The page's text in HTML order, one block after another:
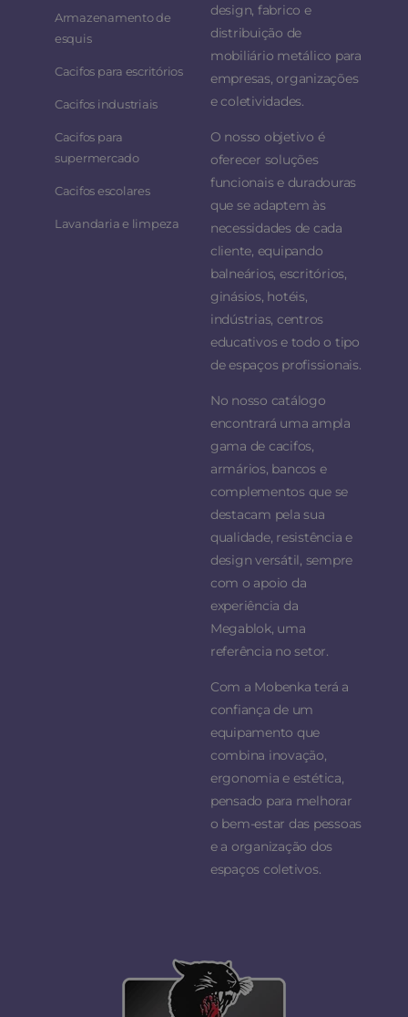
Armazenamento de
esquis
Cacifos para escritórios
Cacifos industriais
Cacifos para
supermercado
Cacifos escolares
Lavandaria e limpeza
design, fabrico e
distribuição de
mobiliário metálico para
empresas, organizações
e coletividades.
O nosso objetivo é
oferecer soluções
funcionais e duradouras
que se adaptem às
necessidades de cada
cliente, equipando
balneários, escritórios,
ginásios, hotéis,
indústrias, centros
educativos e todo o tipo
de espaços profissionais.
No nosso catálogo
encontrará uma ampla
gama de cacifos,
armários, bancos e
complementos que se
destacam pela sua
qualidade, resistência e
design versátil, sempre
com o apoio da
experiência da
Megablok, uma
referência no setor.
Com a Mobenka terá a
confiança de um
equipamento que
combina inovação,
ergonomia e estética,
pensado para melhorar
o bem-estar das pessoas
e a organização dos
espaços coletivos.